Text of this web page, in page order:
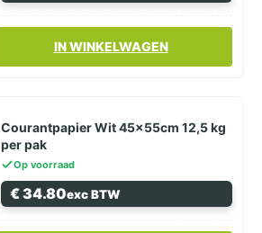
IN WINKELWAGEN
Courantpapier Wit 45x55cm 12,5 kg
per pak
Op voorraad
€34.80exc BTW